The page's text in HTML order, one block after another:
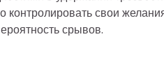
контролировать свои
срывов.